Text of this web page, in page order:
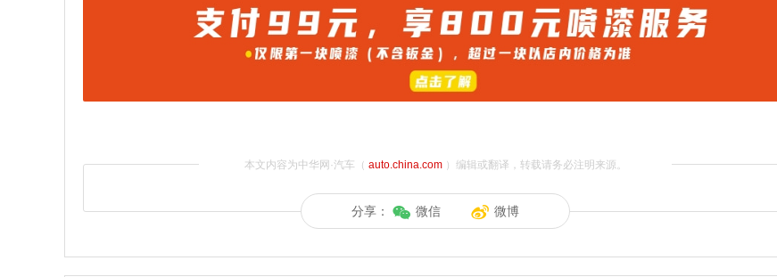
本文内容为中华网·汽车（ auto.china.com）编辑或翻译，转载请务必注明来源。
分享： 微信 微博